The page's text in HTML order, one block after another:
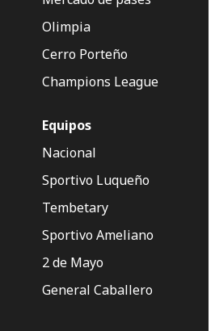
Olimpia
Cerro Porteño
Champions League
Equipos
Nacional
Sportivo Luqueño
Tembetary
Sportivo Ameliano
2 de Mayo
General Caballero